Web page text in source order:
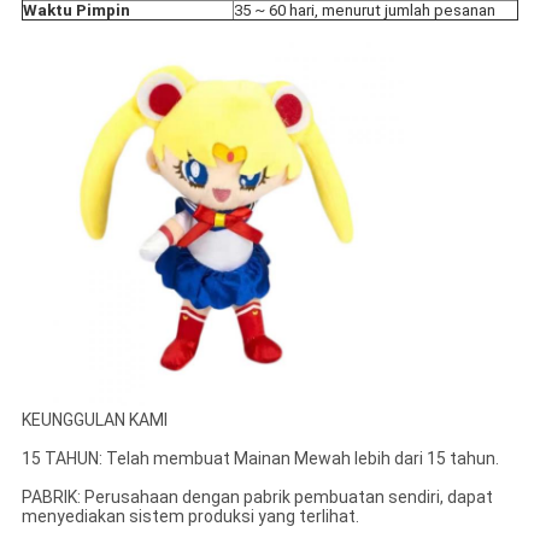
Waktu Pimpin
35 ~ 60 hari, menurut jumlah pesanan
KEUNGGULAN KAMI
15 TAHUN: Telah membuat Mainan Mewah lebih dari 15 tahun.
PABRIK: Perusahaan dengan pabrik pembuatan sendiri, dapat
menyediakan sistem produksi yang terlihat.